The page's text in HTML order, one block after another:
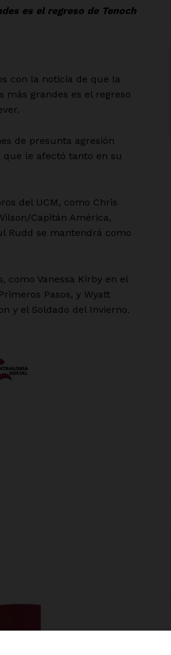
es el regreso de Tenoch
con la noticia de que la
más grandes es el regreso
de presunta agresión
le afectó tanto en su
del UCM, como Chris
Capitán América,
Rudd se mantendrá como
como Vanessa Kirby en el
Pasos, y Wyatt
y el Soldado del Invierno.